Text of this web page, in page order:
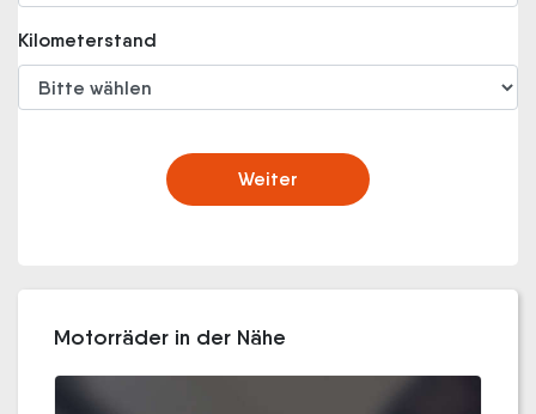
Kilometerstand
Weiter
Motorräder in der Nähe